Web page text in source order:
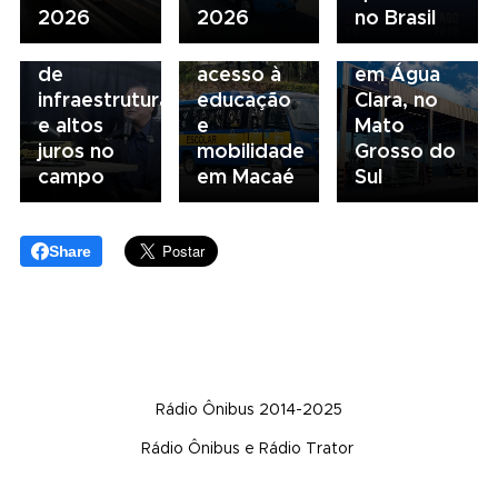
2026
2026
no Brasil
alerta para
gargalos
de
infraestrutura
e altos
juros no
campo
escolar
fortalece
acesso à
educação
e
mobilidade
em Macaé
inaugura
concessionária
em Água
Clara, no
Mato
Grosso do
Sul
Share
Rádio Ônibus 2014-2025
Rádio Ônibus e Rádio Trator